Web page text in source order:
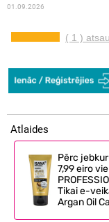
01.09.2026
( 1 )
Atlaides
Pērc
7,99 eiro
Tikai e-
Argan Oil